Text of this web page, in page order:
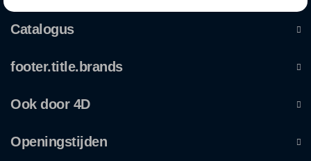
Catalogus
footer.title.brands
Ook door 4D
Openingstijden